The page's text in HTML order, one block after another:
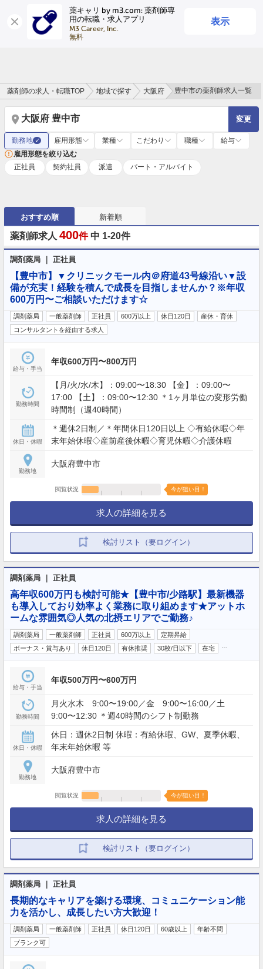
薬キャリ by m3.com: 薬剤師専
用の転職・求人アプリ
M3 Career, Inc.
無料
表示
ログイン
薬剤師の求人・転職TOP 地域で探す 大阪府 豊中市の薬剤師求人一覧
大阪府 豊中市 変更
勤務地 ✓ 雇用形態 業種 こだわり 職種
給与
雇用形態を絞り込む
正社員
契約社員 派遣 パート・アルバイト
おすすめ順 新着順
薬剤師求人 400件 中 1-20件
調剤薬局 ｜ 正社員
【豊中市】▼クリニックモール内＠府道43号線沿い▼設
備が充実！経験を積んで成長を目指しませんか？※年収
600万円〜ご相談いただけます☆
調剤薬局 一般薬剤師 正社員 600万以上 休日120日
産休・育休
コンサルタントを経由する求人
給与・手当
年収600万円〜800万円
勤務時間
【月/火/水/木】：09:00〜18:30 【金】：09:00〜
17:00 【土】：09:00〜12:30 ＊1ヶ月単位の変形労働
時間制（週40時間）
休日・休暇
＊週休2日制／＊年間休日120日以上 ◇有給休暇◇年
末年始休暇◇産前産後休暇◇育児休暇◇介護休暇
勤務地
大阪府豊中市
閲覧状況 今が狙い目！
求人の詳細を見る
検討リスト（要ログイン）
調剤薬局 ｜ 正社員
高年収600万円も検討可能★【豊中市/少路駅】最新機器
も導入しており効率よく業務に取り組めます★アットホ
ームな雰囲気◎人気の北摂エリアでご勤務♪
調剤薬局 一般薬剤師 正社員 600万以上
定期昇給
ボーナス・賞与あり
休日120日 有休推奨 30枚/日以下 在宅
給与・手当
年収500万円〜600万円
勤務時間
月火水木 9:00〜19:00／金 9:00〜16:00／土
9:00〜12:30 ＊週40時間のシフト制勤務
休日・休暇
休日：週休2日制 休暇：有給休暇、GW、夏季休暇、
年末年始休暇 等
勤務地
大阪府豊中市
閲覧状況 今が狙い目！
求人の詳細を見る
検討リスト（要ログイン）
調剤薬局 ｜ 正社員
長期的なキャリアを築ける環境、コミュニケーション能
力を活かし、成長したい方大歓迎！
調剤薬局 一般薬剤師 正社員 休日120日 60歳以上
年齢不問
ブランク可